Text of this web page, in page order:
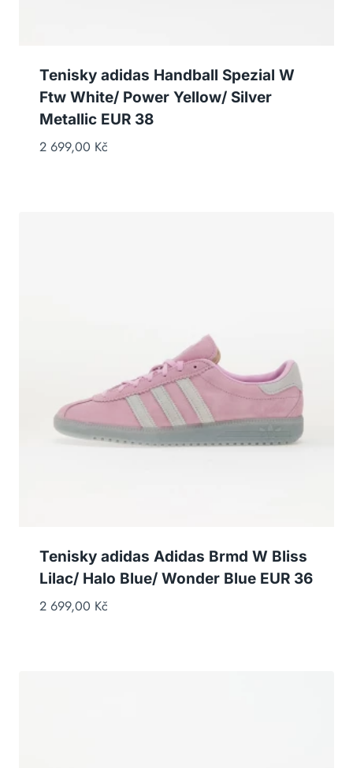
Tenisky adidas Handball Spezial W
Ftw White/ Power Yellow/ Silver
Metallic EUR 38
2 699,00 Kč
Tenisky adidas Adidas Brmd W Bliss
Lilac/ Halo Blue/ Wonder Blue EUR 36
2 699,00 Kč